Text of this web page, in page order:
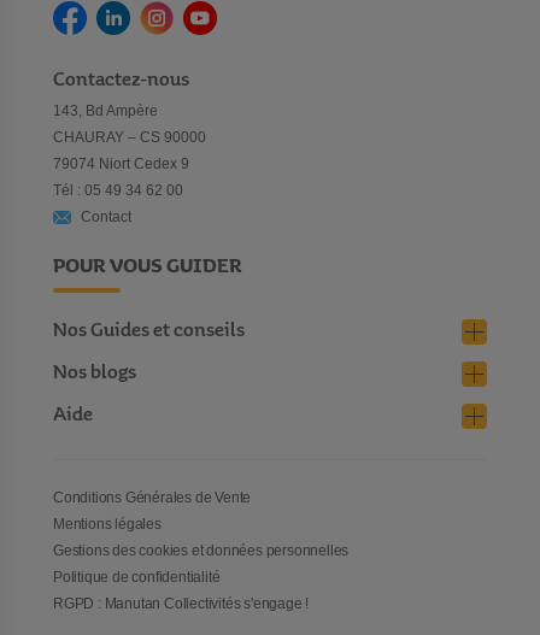
Contactez-nous
143, Bd Ampère
CHAURAY – CS 90000
79074 Niort Cedex 9
Tél : 05 49 34 62 00
Contact
POUR VOUS GUIDER
Nos Guides et conseils
Nos blogs
Aide
Conditions Générales de Vente
Mentions légales
Gestions des cookies et données personnelles
Politique de confidentialité
RGPD : Manutan Collectivités s'engage !